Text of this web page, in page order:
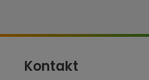
Kontakt